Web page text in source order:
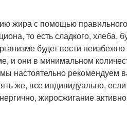
жира с помощью
то есть сладкого, хлеба,
будет вести
и они в минимальном
настоятельно рекомендуем
же, все индивидуально,
жиросжигание